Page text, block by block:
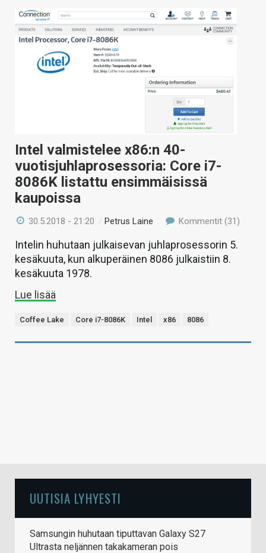
Intel valmistelee x86:n 40-
vuotisjuhlaprosessoria: Core i7-
8086K listattu ensimmäisissä
kaupoissa
30.5.2018 - 21:20 /Petrus Laine Kommentit (31)
Intelin huhutaan julkaisevan juhlaprosessorin 5.
kesäkuuta, kun alkuperäinen 8086 julkaistiin 8.
kesäkuuta 1978.
Lue lisää
Coffee Lake Core i7-8086K Intel x86 8086
UUTISIA LYHYESTI
Samsungin huhutaan tiputtavan Galaxy S27
Ultrasta neljännen takakameran pois